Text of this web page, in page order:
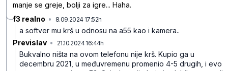
manje se greje, bolji za igre... Haha.
f3 realno • 8.09.2024 17:52h
a softver mu krš u odnosu na a55 kao i kamera..
Previslav • 21.10.2024 16:44h
Bukvalno ništa na ovom telefonu nije krš. Kupio ga u
decembru 2021, u međuvremenu promenio 4-5 drugih, i evo